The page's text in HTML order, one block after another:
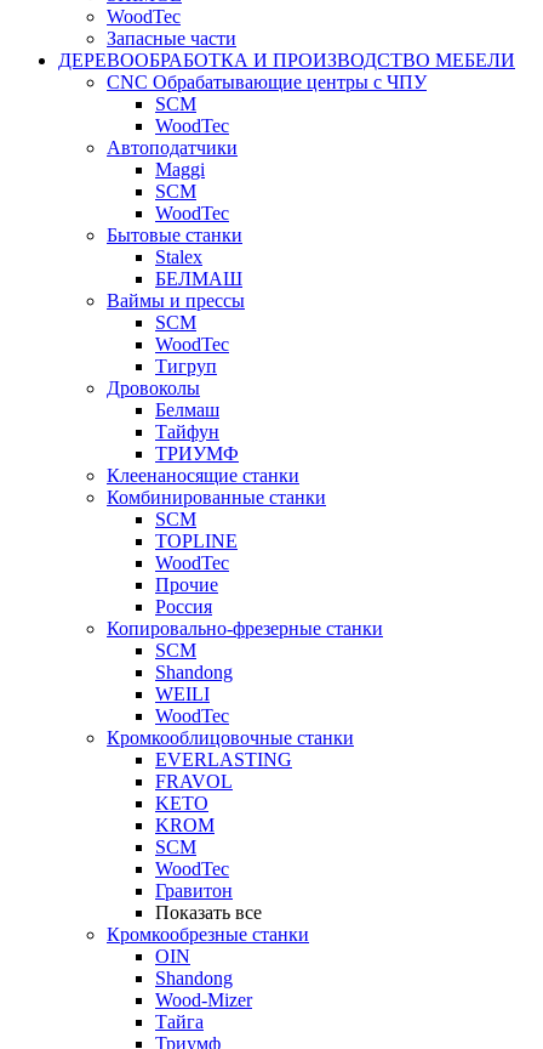
WoodTec
Запасные части
ДЕРЕВООБРАБОТКА И ПРОИЗВОДСТВО МЕБЕЛИ
CNC Обрабатывающие центры с ЧПУ
SCM
WoodTec
Автоподатчики
Maggi
SCM
WoodTec
Бытовые станки
Stalex
БЕЛМАШ
Ваймы и прессы
SCM
WoodTec
Тигруп
Дровоколы
Белмаш
Тайфун
ТРИУМФ
Клеенаносящие станки
Комбинированные станки
SCM
TOPLINE
WoodTec
Прочие
Россия
Копировально-фрезерные станки
SCM
Shandong
WEILI
WoodTec
Кромкооблицовочные станки
EVERLASTING
FRAVOL
KETO
KROM
SCM
WoodTec
Гравитон
Показать все
Кромкообрезные станки
OIN
Shandong
Wood-Mizer
Тайга
Триумф